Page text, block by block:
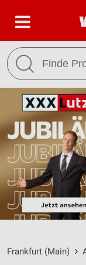
Frankfurt (Main)